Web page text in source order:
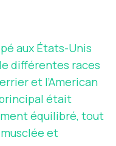
aux États-Unis
différentes races
et l’American
était
équilibré, tout
et